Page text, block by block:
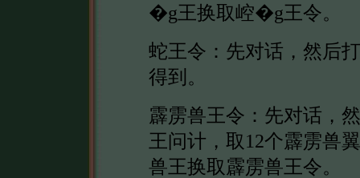
�g王换取崆�g王令。
蛇王令：先对话，然后
得到。
霹雳兽王令：先对话，
王问计，取12个霹雳兽
兽王换取霹雳兽王令。